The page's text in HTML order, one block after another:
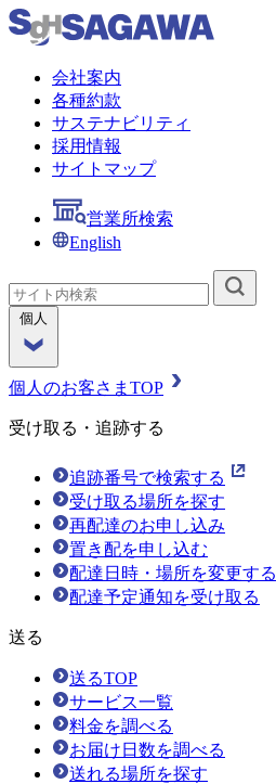
会社案内
各種約款
サステナビリティ
採用情報
サイトマップ
営業所検索
English
個人
個人のお客さまTOP
受け取る・追跡する
追跡番号で検索する
受け取る場所を探す
再配達のお申し込み
置き配を申し込む
配達日時・場所を変更する
配達予定通知を受け取る
送る
送るTOP
サービス一覧
料金を調べる
お届け日数を調べる
送れる場所を探す